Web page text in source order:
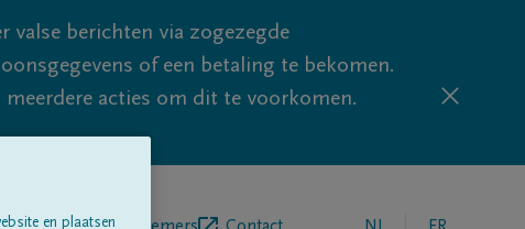
valse berichten via zogezegde
of een betaling te bekomen.
acties om dit te voorkomen.
en plaatsen